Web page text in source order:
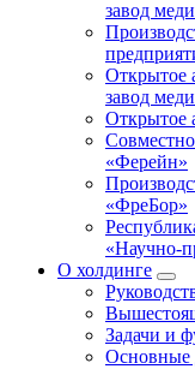
завод
Открытое
завод
Открытое
«Ферейн»
«ФреБор»
«Научно-
О холдинге
Задачи и
Основные